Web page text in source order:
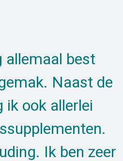
allemaal best
Naast de
ik ook allerlei
Ik ben zeer